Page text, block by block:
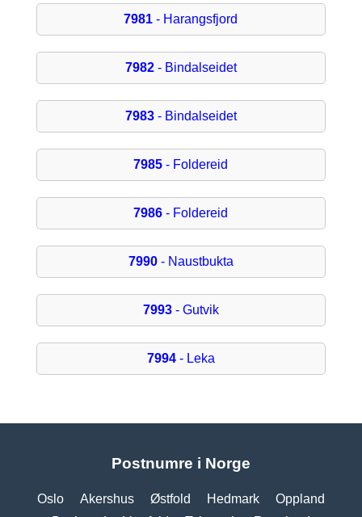
7981 - Harangsfjord
7982- Bindalseidet
7983- Bindalseidet
7985 - Foldereid
7986 - Foldereid
7990- Naustbukta
7993- Gutvik
7994- Leka
Postnumre i Norge
Oslo Akershus Østfold Hedmark
Oppland